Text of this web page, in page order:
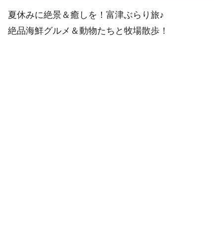
夏休みに絶景＆癒しを！富津ぶらり旅♪
絶品海鮮グルメ＆動物たちと牧場散歩！